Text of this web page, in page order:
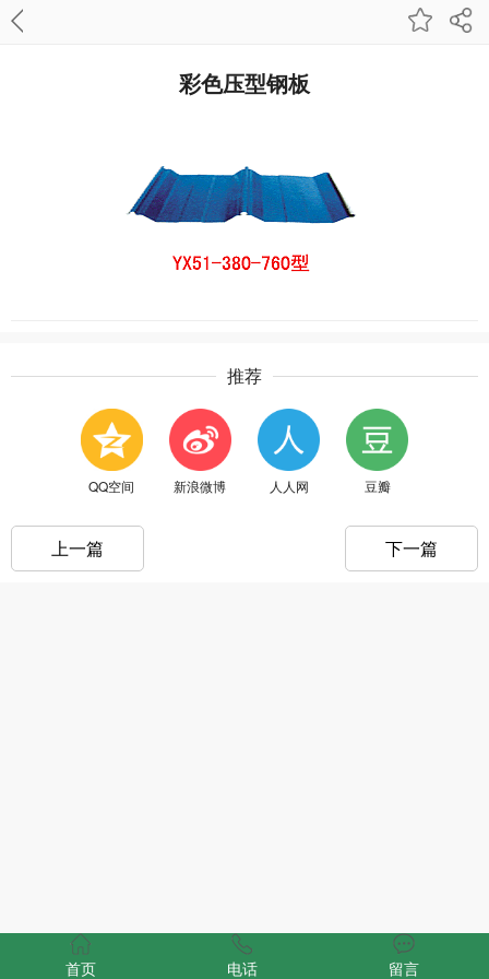
彩色压型钢板
推荐
QQ空间 新浪微博 人人网 豆瓣
上一篇 下一篇
首页 电话 留言